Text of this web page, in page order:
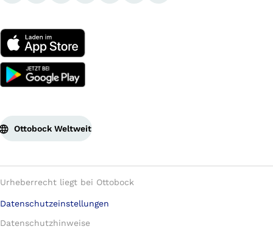
Ottobock Weltweit
Urheberrecht liegt bei Ottobock
Datenschutzeinstellungen
Datenschutzhinweise